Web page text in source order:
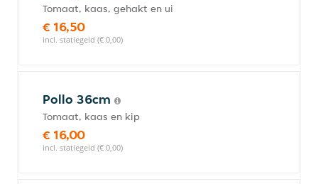
Tomaat, kaas, gehakt en ui
€ 16,50
incl. statiegeld (€ 0,00)
Pollo 36cm
Tomaat, kaas en kip
€ 16,00
incl. statiegeld (€ 0,00)